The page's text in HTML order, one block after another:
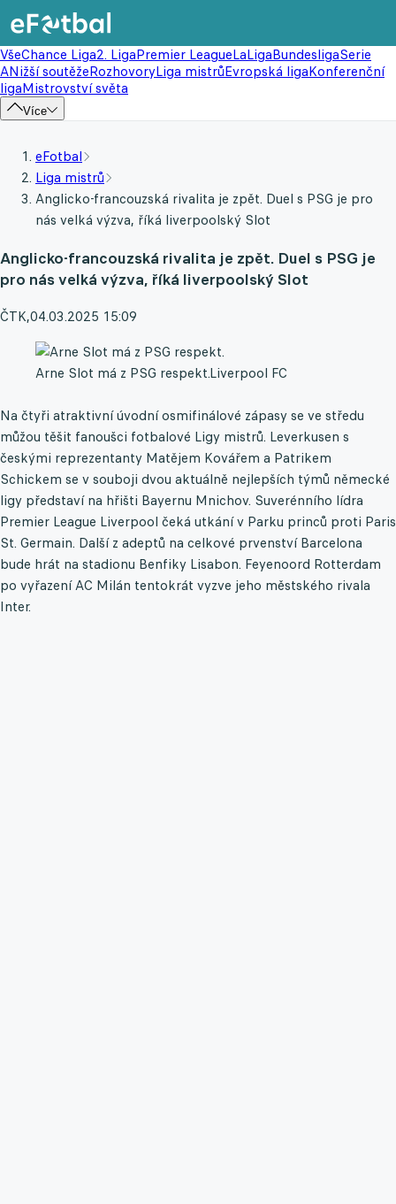
VšeChance Liga2. LigaPremier LeagueLaLigaBundesligaSerie
ANižší soutěžeRozhovoryLiga mistrůEvropská ligaKonferenční
ligaMistrovství světa
Více
eFotbal
Liga mistrů
Anglicko-francouzská rivalita je zpět. Duel s PSG je pro
nás velká výzva, říká liverpoolský Slot
Anglicko-francouzská rivalita je zpět. Duel s PSG je
pro nás velká výzva, říká liverpoolský Slot
ČTK,04.03.2025 15:09
Arne Slot má z PSG respekt.Liverpool FC
Na čtyři atraktivní úvodní osmifinálové zápasy se ve středu
můžou těšit fanoušci fotbalové Ligy mistrů. Leverkusen s
českými reprezentanty Matějem Kovářem a Patrikem
Schickem se v souboji dvou aktuálně nejlepších týmů německé
ligy představí na hřišti Bayernu Mnichov. Suverénního lídra
Premier League Liverpool čeká utkání v Parku princů proti Paris
St. Germain. Další z adeptů na celkové prvenství Barcelona
bude hrát na stadionu Benfiky Lisabon. Feyenoord Rotterdam
po vyřazení AC Milán tentokrát vyzve jeho městského rivala
Inter.